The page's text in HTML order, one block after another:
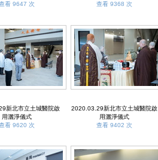
看 9647 次
查看 9368 次
新北市立土城醫院啟
用灑淨儀式
看 9620 次
2020.03.29新北市立土城醫院啟
用灑淨儀式
查看 9402 次